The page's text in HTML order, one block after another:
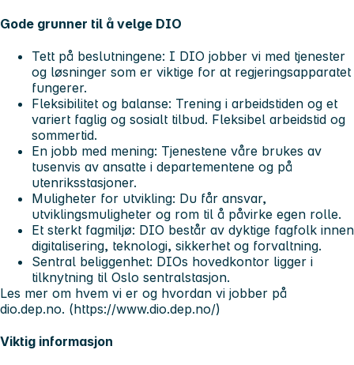
Gode grunner til å velge DIO
Tett på beslutningene: I DIO jobber vi med tjenester
og løsninger som er viktige for at regjeringsapparatet
fungerer.
Fleksibilitet og balanse: Trening i arbeidstiden og et
variert faglig og sosialt tilbud. Fleksibel arbeidstid og
sommertid.
En jobb med mening: Tjenestene våre brukes av
tusenvis av ansatte i departementene og på
utenriksstasjoner.
Muligheter for utvikling: Du får ansvar,
utviklingsmuligheter og rom til å påvirke egen rolle.
Et sterkt fagmiljø: DIO består av dyktige fagfolk innen
digitalisering, teknologi, sikkerhet og forvaltning.
Sentral beliggenhet: DIOs hovedkontor ligger i
tilknytning til Oslo sentralstasjon.
Les mer om hvem vi er og hvordan vi jobber på
dio.dep.no. (https://www.dio.dep.no/)
Viktig informasjon